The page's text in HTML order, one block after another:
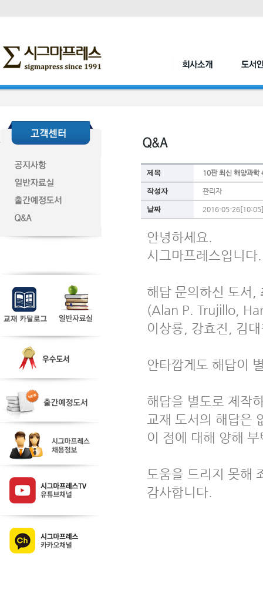
제목 10판 최신 해양과학
작성자 관리자
날짜 2016-05-26[10:05]
안녕하세요.
시그마프레스입니다.
해답 문의하신 도서,
(Alan P. Trujillo,
이상룡, 강효진, 김
안타깝게도 해답이
해답을 별도로 제작
교재 도서의 해답은
이 점에 대해 양해
도움을 드리지 못해
감사합니다.